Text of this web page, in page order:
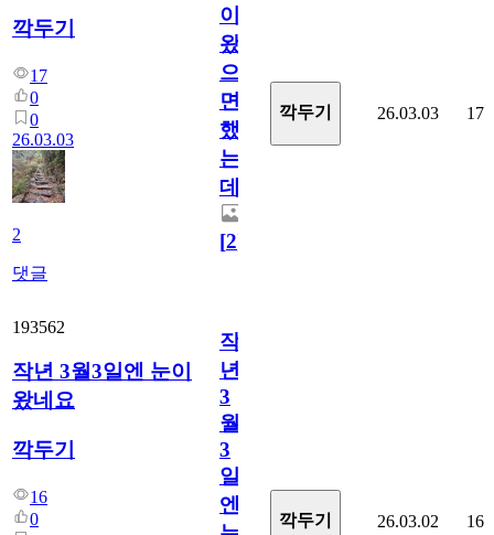
깍두기
17
0
0
26.03.03
2
댓글
이
왔
으
면
했
는
데...
[2]
깍두기 26.03.03 17
193562
작년 3월3일엔 눈이
왔네요
깍두기
16
0
작
년
3
월
3
일
엔
깍두기 26.03.02 16